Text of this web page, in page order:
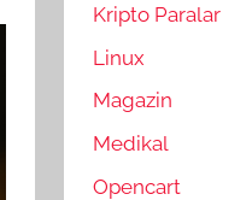
Kripto Paralar
Linux
Magazin
Medikal
Opencart